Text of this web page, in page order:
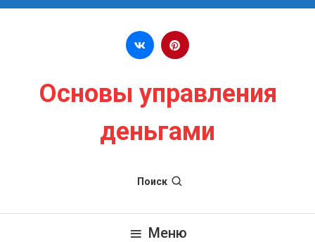
Перейти к содержимому
Основы управления
деньгами
Поиск
Меню